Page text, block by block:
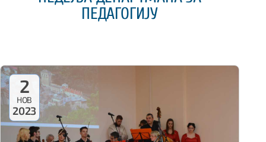
ПЕДАГОГИЈУ
2
НОВ
2023